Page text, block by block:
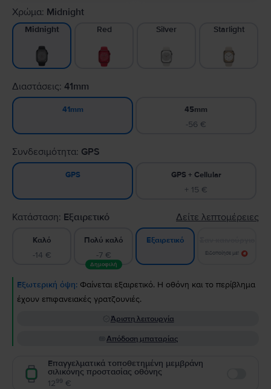
Χρώμα: Midnight
Midnight Red Silver Starlight
Διαστάσεις: 41mm
41mm 45mm
-56 €
Συνδεσιμότητα: GPS
GPS GPS + Cellular
+ 15 €
Κατάσταση: Εξαιρετικό Δείτε λεπτομέρειες
Καλό
-14 €
Πολύ καλό
-7 €
Δημοφιλή
Εξαιρετικό
Ειδοποίησε με!
Εξωτερική όψη: Φαίνεται εξαιρετικό. Η οθόνη και το περίβλημα
έχουν επιφανειακές γρατζουνιές.
Άριστη λειτουργία
Απόδοση μπαταρίας
Επαγγελματικά τοποθετημένη μεμβράνη
σιλικόνης προστασίας οθόνης
1299 €